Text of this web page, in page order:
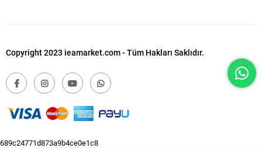
Copyright 2023 ieamarket.com - Tüm Hakları Saklıdır.
689c24771d873a9b4ce0e1c8